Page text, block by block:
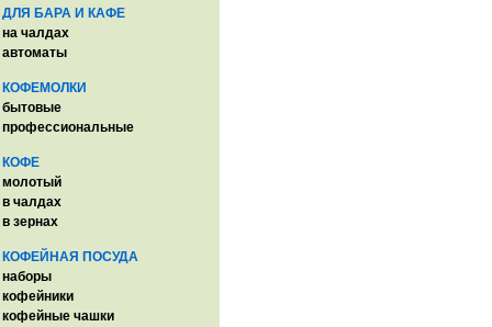
ДЛЯ БАРА И КАФЕ
на чалдах
автоматы
КОФЕМОЛКИ
бытовые
профессиональные
КОФЕ
молотый
в чалдах
в зернах
КОФЕЙНАЯ ПОСУДА
наборы
кофейники
кофейные чашки